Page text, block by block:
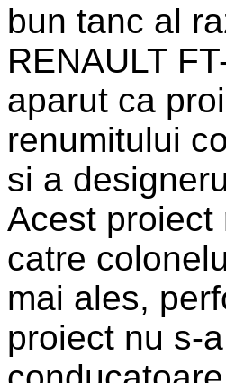
bun tanc al
RENAULT
aparut ca
renumitului
si a
Acest proiect
catre
mai ales,
proiect nu s-